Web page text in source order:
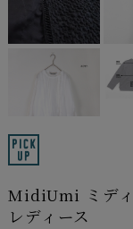
MidiUmi ミデ
レディース